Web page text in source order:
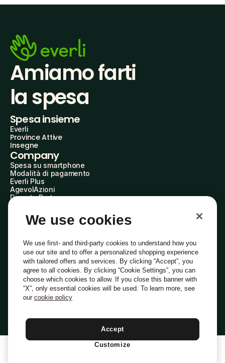
Amiamo farti
la spesa
Spesa insieme
Everli
Province Attive
Insegne
Company
Spesa su smartphone
Modalità di pagamento
Everli Plus
AgevolAzioni
Diventa Partner
Everli Shoppers
About Us
Everli News
Domande frequenti
Lavora con noi
Diventa Shopper
Investitori
PrivacyCookiePreferenze Cookie
Termini e CondizioniCodice Etico
Indirizzo PEC: everli@pec.it - indirizzo DPO: dpo@everli.com
Italiano
We use cookies
We use first- and third-party cookies to understand how you
use our site and to offer a personalized shopping experience
with tailored offers and services. By clicking “Accept”, you
agree to all cookies. By clicking “Cookie Settings”, you can
choose which cookies to allow. If you close this banner with
“X”, only essential cookies will be used. To learn more, see
our cookie policy
Accept
Customize